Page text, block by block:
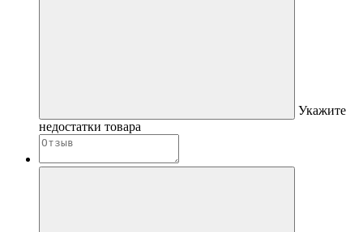
Укажите
недостатки товара